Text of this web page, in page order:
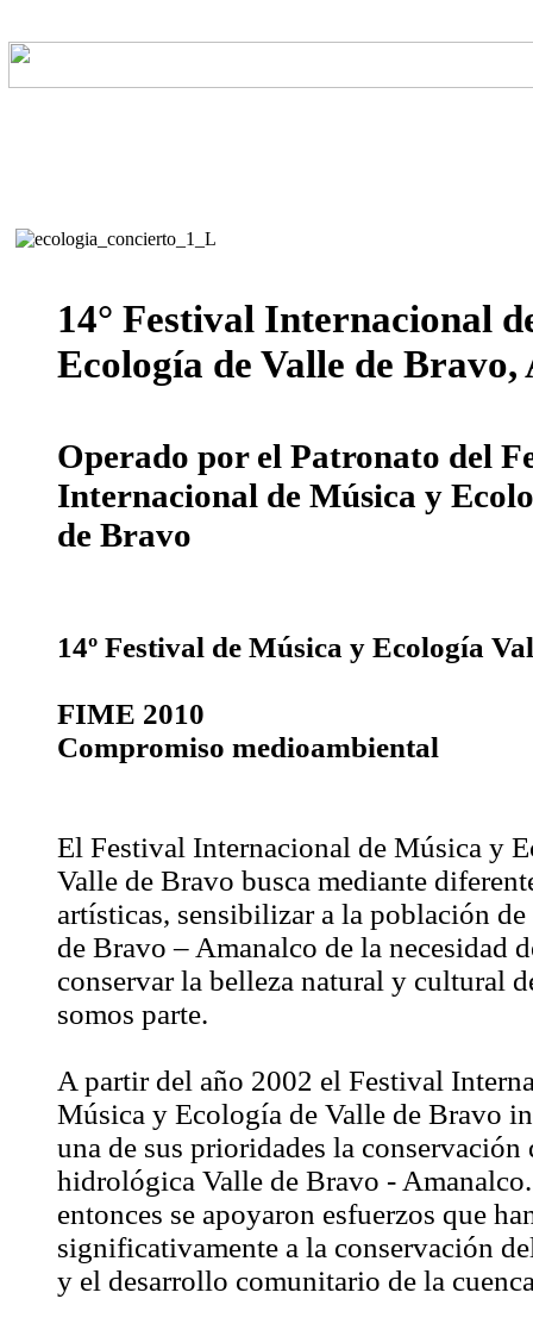
14° Festival Internacional
Ecología de Valle de Bravo,
Operado por el Patronato del
Internacional de Música y
de Bravo
14º Festival de Música y Ecología
FIME 2010
Compromiso medioambiental
El Festival Internacional de Música y
Valle de Bravo busca mediante
artísticas, sensibilizar a la población de
de Bravo – Amanalco de la necesidad
conservar la belleza natural y cultural
somos parte.
A partir del año 2002 el Festival
Música y Ecología de Valle de Bravo
una de sus prioridades la conservación
hidrológica Valle de Bravo -
entonces se apoyaron esfuerzos que
significativamente a la conservación
y el desarrollo comunitario de la